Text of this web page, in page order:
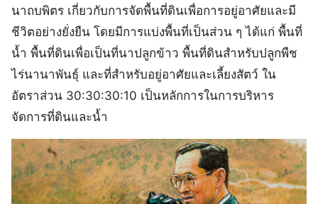
นาถบพิตร เกี่ยวกับการจัดพื้นที่ดินเพื่อการอยู่อาศัยและมี
ชีวิตอย่างยั่งยืน โดยมีการแบ่งพื้นที่เป็นส่วน ๆ ได้แก่ พื้นที่
น้ำ พื้นที่ดินเพื่อเป็นที่นาปลูกข้าว พื้นที่ดินสำหรับปลูกพืช
ไร่นานาพันธุ์ และที่สำหรับอยู่อาศัยและเลี้ยงสัตว์ ใน
อัตราส่วน 30:30:30:10 เป็นหลักการในการบริหาร
จัดการที่ดินและน้ำ